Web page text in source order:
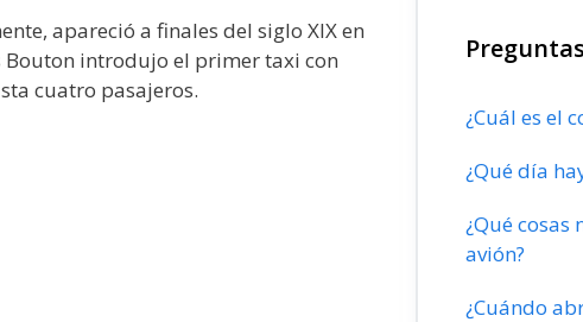
apareció a finales del siglo XIX en
Bouton introdujo el primer taxi con
cuatro pasajeros.
¿Cuál es el
¿Qué día
¿Qué cosas
avión?
¿Cuándo